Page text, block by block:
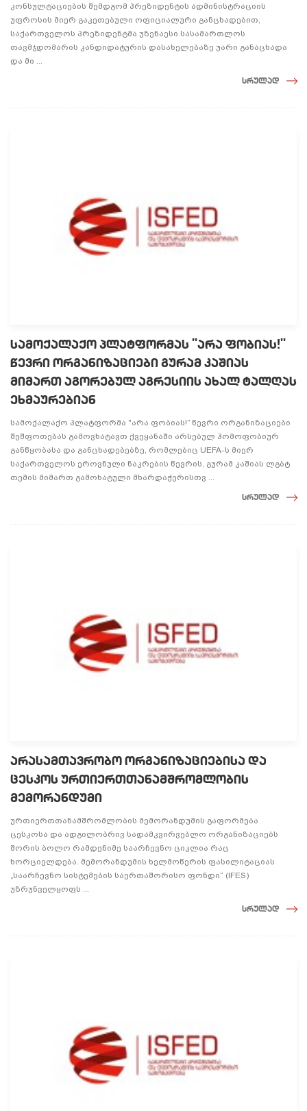
კონსულტაციების შემდგომ პრეზიდენტის ადმინისტრაციის
უფროსის მიერ გაკეთებული ოფიციალური განცხადებით,
საქართველოს პრეზიდენტმა უზენაესი სასამართლოს
თავმჯდომარის კანდიდატურის დასახელებაზე უარი განაცხადა
და მი ...
სრულად
სამოქალაქო პლატფორმას ''არა ფობიას!''
წევრი ორგანიზაციები გურამ კაშიას
მიმართ აგორებულ აგრესიის ახალ ტალღას
ეხმაურებიან
სამოქალაქო პლატფორმა "არა ფობიას!” წევრი ორგანიზაციები
შეშფოთებას გამოვხატავთ ქვეყანაში არსებულ ჰომოფობიურ
განწყობასა და განცხადებებზე, რომლებიც UEFA-ს მიერ
საქართველოს ეროვნული ნაკრების წევრის, გურამ კაშიას ლგბტ
თემის მიმართ გამოხატული მხარდაჭერისთვ ...
სრულად
არასამთავრობო ორგანიზაციებისა და
ცესკოს ურთიერთთანამშრომლობის
მემორანდუმი
ურთიერთთანამშრომლობის მემორანდუმის გაფორმება
ცესკოსა და ადგილობრივ სადამკვირვებლო ორგანიზაციებს
შორის ბოლო რამდენიმე საარჩევნო ციკლია რაც
ხორციელდება. მემორანდუმის ხელმოწერის ფასილიტაციას
„საარჩევნო სისტემების საერთაშორისო ფონდი“ (IFES)
უზრუნველყოფს ...
სრულად